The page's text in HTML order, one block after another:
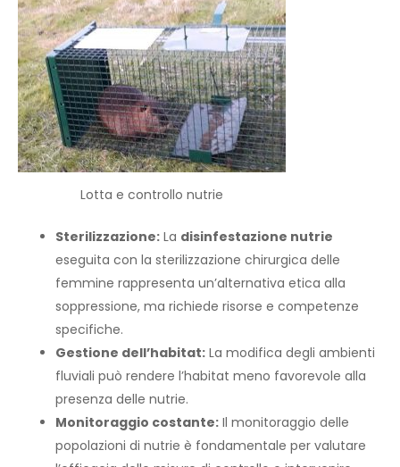
Lotta e controllo nutrie
Sterilizzazione: La disinfestazione nutrie
eseguita con la sterilizzazione chirurgica delle
femmine rappresenta un’alternativa etica alla
soppressione, ma richiede risorse e competenze
specifiche.
Gestione dell’habitat: La modifica degli ambienti
fluviali può rendere l’habitat meno favorevole alla
presenza delle nutrie.
Monitoraggio costante: Il monitoraggio delle
popolazioni di nutrie è fondamentale per valutare